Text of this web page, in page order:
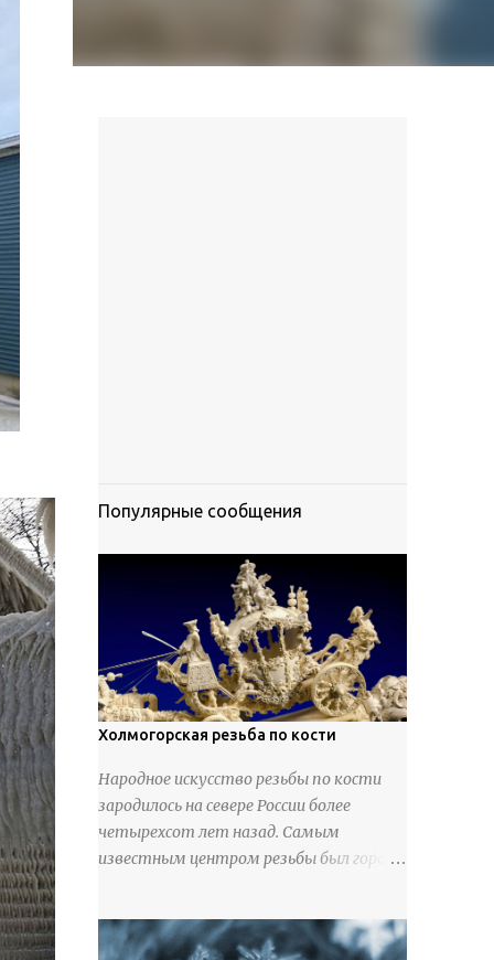
Популярные сообщения
Холмогорская резьба по кости
Народное искусство резьбы по кости
зародилось на севере России более
четырехсот лет назад. Самым
известным центром резьбы был город
служили кости тюленей, рыб и моржей.